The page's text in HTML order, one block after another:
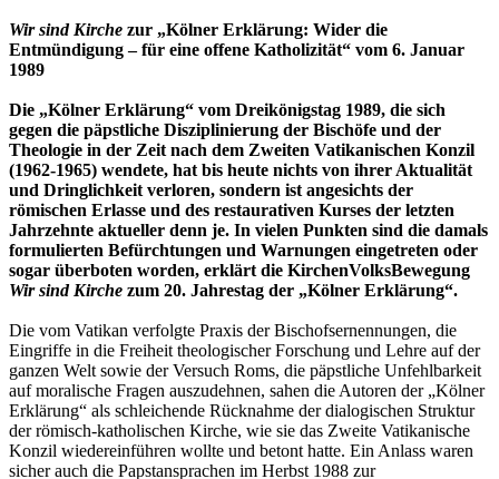
Wir sind Kirche zur „Kölner Erklärung: Wider die
Entmündigung – für eine offene Katholizität“ vom 6. Januar
1989
Die „Kölner Erklärung“ vom Dreikönigstag 1989, die sich
gegen die päpstliche Disziplinierung der Bischöfe und der
Theologie in der Zeit nach dem Zweiten Vatikanischen Konzil
(1962-1965) wendete, hat bis heute nichts von ihrer Aktualität
und Dringlichkeit verloren, sondern ist angesichts der
römischen Erlasse und des restaurativen Kurses der letzten
Jahrzehnte aktueller denn je. In vielen Punkten sind die damals
formulierten Befürchtungen und Warnungen eingetreten oder
sogar überboten worden, erklärt die KirchenVolksBewegung
Wir sind Kirche zum 20. Jahrestag der „Kölner Erklärung“.
Die vom Vatikan verfolgte Praxis der Bischofsernennungen, die
Eingriffe in die Freiheit theologischer Forschung und Lehre auf der
ganzen Welt sowie der Versuch Roms, die päpstliche Unfehlbarkeit
auf moralische Fragen auszudehnen, sahen die Autoren der „Kölner
Erklärung“ als schleichende Rücknahme der dialogischen Struktur
der römisch-katholischen Kirche, wie sie das Zweite Vatikanische
Konzil wiedereinführen wollte und betont hatte. Ein Anlass waren
sicher auch die Papstansprachen im Herbst 1988 zur